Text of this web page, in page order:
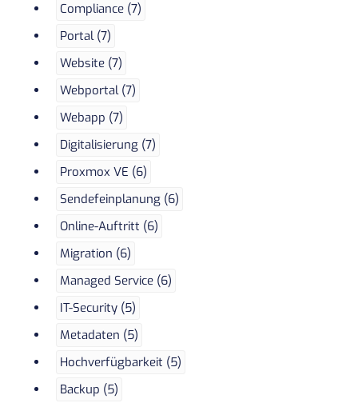
Compliance (7)
Portal (7)
Website (7)
Webportal (7)
Webapp (7)
Digitalisierung (7)
Proxmox VE (6)
Sendefeinplanung (6)
Online-Auftritt (6)
Migration (6)
Managed Service (6)
IT-Security (5)
Metadaten (5)
Hochverfügbarkeit (5)
Backup (5)